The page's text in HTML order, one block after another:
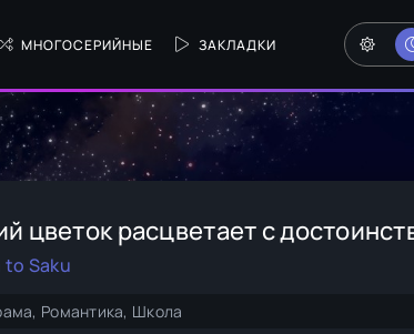
МНОГОСЕРИЙНЫЕ ЗАКЛАДКИ
цветок расцветает с
to Saku
Романтика, Школа